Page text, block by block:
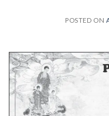
POSTED ON